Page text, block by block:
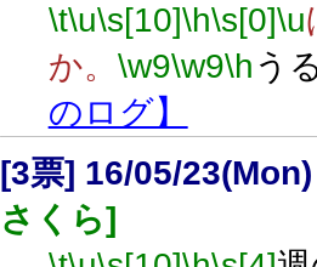
\t\u\s[10]\h\s[0]\u
か。 \w9\w9\h う
のログ】
[3票] 16/05/
さくら]